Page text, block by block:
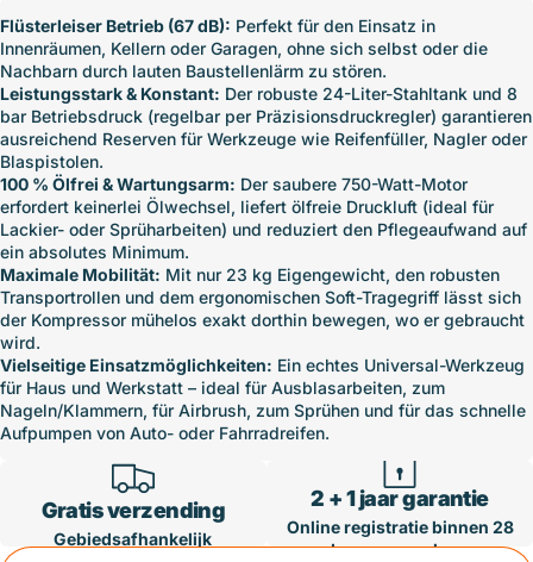
Flüsterleiser Betrieb (67 dB): Perfekt für den Einsatz in
Innenräumen, Kellern oder Garagen, ohne sich selbst oder die
Nachbarn durch lauten Baustellenlärm zu stören.
Leistungsstark & Konstant: Der robuste 24-Liter-Stahltank und 8
bar Betriebsdruck (regelbar per Präzisionsdruckregler) garantieren
ausreichend Reserven für Werkzeuge wie Reifenfüller, Nagler oder
Blaspistolen.
100 % Ölfrei & Wartungsarm: Der saubere 750-Watt-Motor
erfordert keinerlei Ölwechsel, liefert ölfreie Druckluft (ideal für
Lackier- oder Sprüharbeiten) und reduziert den Pflegeaufwand auf
ein absolutes Minimum.
Maximale Mobilität: Mit nur 23 kg Eigengewicht, den robusten
Transportrollen und dem ergonomischen Soft-Tragegriff lässt sich
der Kompressor mühelos exakt dorthin bewegen, wo er gebraucht
wird.
Vielseitige Einsatzmöglichkeiten: Ein echtes Universal-Werkzeug
für Haus und Werkstatt – ideal für Ausblasarbeiten, zum
Nageln/Klammern, für Airbrush, zum Sprühen und für das schnelle
Aufpumpen von Auto- oder Fahrradreifen.
Gratis verzending
Gebiedsafhankelijk
2 + 1 jaar garantie
Online registratie binnen 28
dagen na aankoop